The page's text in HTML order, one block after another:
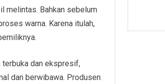
melintas. Bahkan sebelum
warna. Karena itulah,
dan ekspresif,
dan berwibawa. Produsen